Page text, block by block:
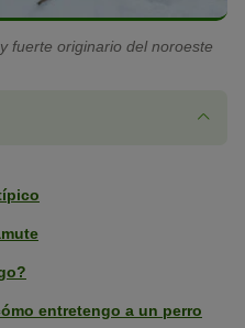
fuerte originario del noroeste
entretengo a un perro